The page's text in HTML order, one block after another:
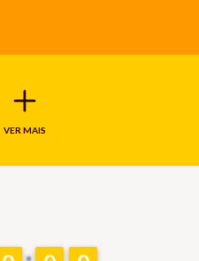
VER MAIS